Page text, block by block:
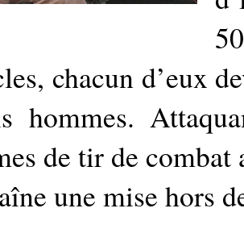
chacun d’eux
hommes.
de tir de
une mise hors